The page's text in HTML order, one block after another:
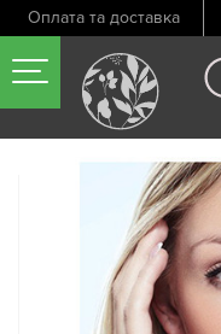
Оплата та доставка
Попередній товар